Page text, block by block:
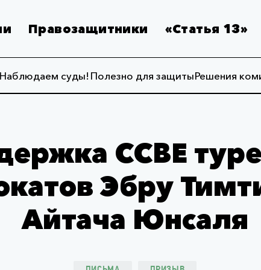
Правозащитники «Статья 13»
Наблюдаем суды! Полезно для защитыРешения
CCBE
Эбру
Айтача Юнсаля